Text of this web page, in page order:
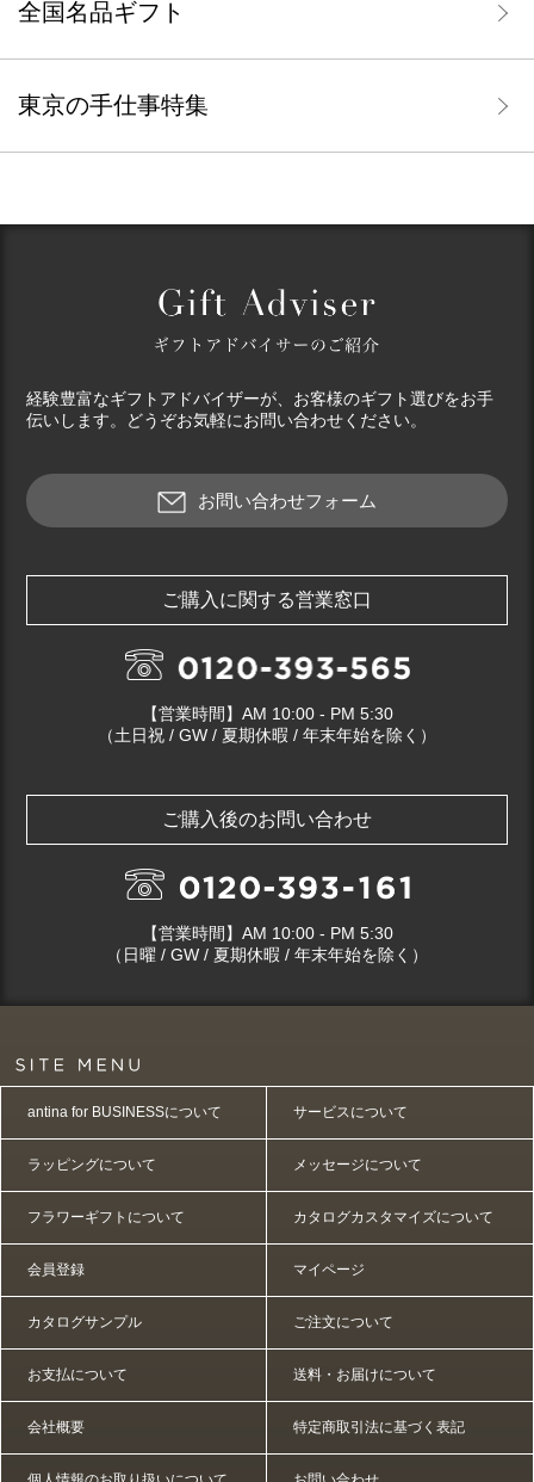
全国名品ギフト
東京の手仕事特集
経験豊富なギフトアドバイザーが、お客様のギフト選びをお手
伝いします。どうぞお気軽にお問い合わせください。
お問い合わせフォーム
ご購入に関する営業窓口
【営業時間】AM 10:00 - PM 5:30
（土日祝 / GW / 夏期休暇 / 年末年始を除く）
ご購入後のお問い合わせ
【営業時間】AM 10:00 - PM 5:30
（日曜 / GW / 夏期休暇 / 年末年始を除く）
antina for BUSINESSについて サービスについて
ラッピングについて メッセージについて
フラワーギフトについて カタログカスタマイズについて
会員登録 マイページ
カタログサンプル ご注文について
お支払について 送料・お届けについて
会社概要 特定商取引法に基づく表記